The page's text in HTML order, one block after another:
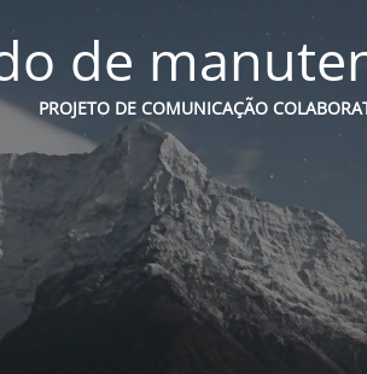
de
PROJETO DE COMUNICAÇÃO